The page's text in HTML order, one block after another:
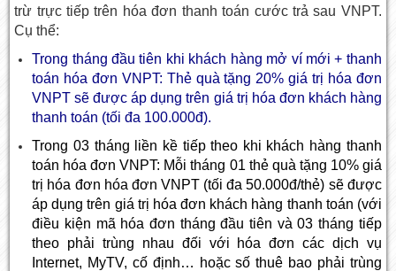
trừ trực tiếp trên hóa đơn thanh toán cước trả sau VNPT.
Cụ thể:
Trong tháng đầu tiên khi khách hàng mở ví mới + thanh
toán hóa đơn VNPT: Thẻ quà tặng 20% giá trị hóa đơn
VNPT sẽ được áp dụng trên giá trị hóa đơn khách hàng
thanh toán (tối đa 100.000đ).
Trong 03 tháng liền kề tiếp theo khi khách hàng thanh
toán hóa đơn VNPT: Mỗi tháng 01 thẻ quà tặng 10% giá
trị hóa đơn hóa đơn VNPT (tối đa 50.000đ/thẻ) sẽ được
áp dụng trên giá trị hóa đơn khách hàng thanh toán (với
điều kiện mã hóa đơn tháng đầu tiên và 03 tháng tiếp
theo phải trùng nhau đối với hóa đơn các dịch vụ
Internet, MyTV, cố định… hoặc số thuê bao phải trùng